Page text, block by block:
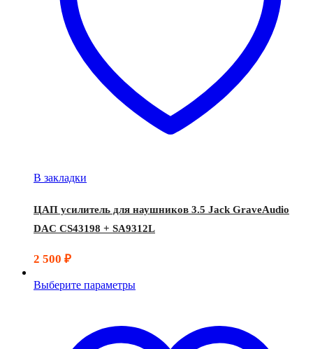
В закладки
ЦАП усилитель для наушников 3.5 Jack GraveAudio
DAC CS43198 + SA9312L
2 500 ₽
Выберите параметры